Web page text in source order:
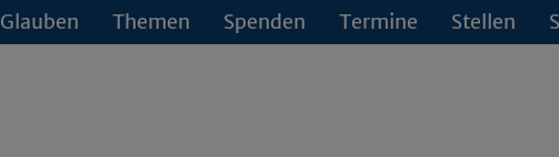
Glauben Themen Spenden Termine Stellen